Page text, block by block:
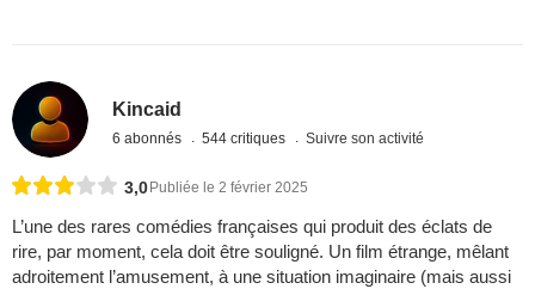
Kincaid
6 abonnés 544 critiques Suivre son activité
3,0 Publiée le 2 février 2025
L’une des rares comédies françaises qui produit des éclats de
rire, par moment, cela doit être souligné. Un film étrange, mêlant
adroitement l’amusement, à une situation imaginaire (mais aussi